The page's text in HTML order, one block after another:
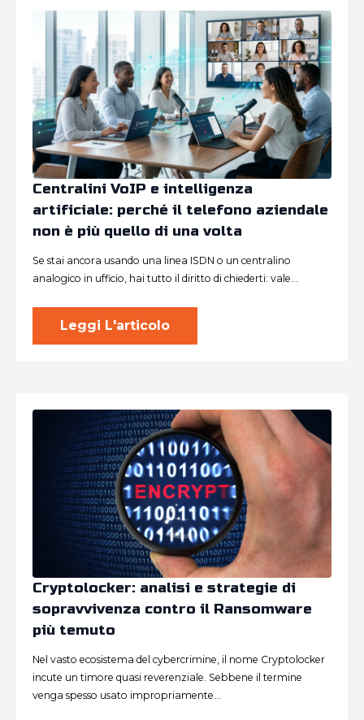
Centralini VoIP e intelligenza
artificiale: perché il telefono aziendale
non è più quello di una volta
Se stai ancora usando una linea ISDN o un centralino
analogico in ufficio, hai tutto il diritto di chiederti: vale…
Leggi L'articolo
Cryptolocker: analisi e strategie di
sopravvivenza contro il Ransomware
più temuto
Nel vasto ecosistema del cybercrimine, il nome Cryptolocker
incute un timore quasi reverenziale. Sebbene il termine
venga spesso usato impropriamente…